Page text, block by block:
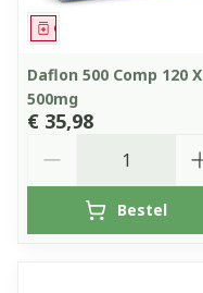
Geneesmiddel
Daflon 500 Comp 120 X
500mg
€ 35,98
Bestel